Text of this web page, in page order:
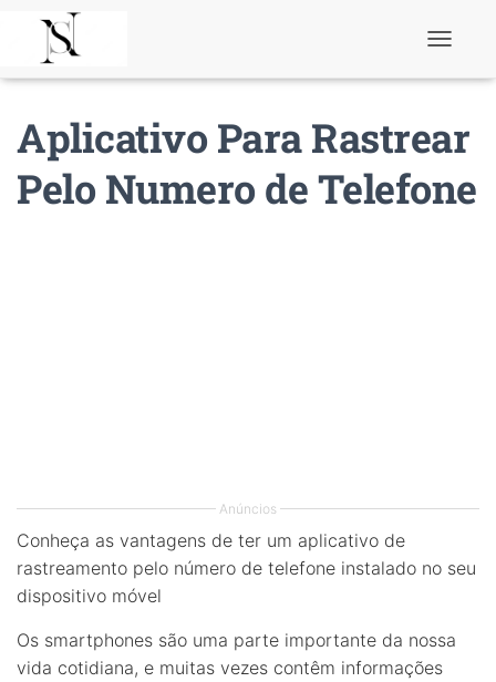
l
e
a
v
Aplicativo Para Rastrear
Pelo Numero de Telefone
Anúncios
Conheça as vantagens de ter um aplicativo de
rastreamento pelo número de telefone instalado no seu
dispositivo móvel
Os smartphones são uma parte importante da nossa
vida cotidiana, e muitas vezes contêm informações